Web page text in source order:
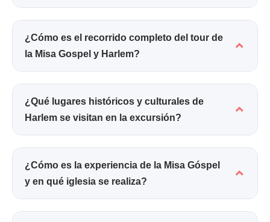
¿Cómo es el recorrido completo del tour de
la Misa Gospel y Harlem?
¿Qué lugares históricos y culturales de
Harlem se visitan en la excursión?
¿Cómo es la experiencia de la Misa Góspel
y en qué iglesia se realiza?